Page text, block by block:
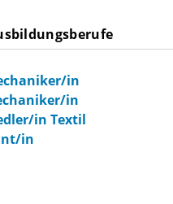
in
in
in Textil
in